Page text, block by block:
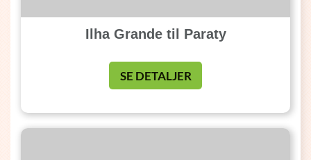
Ilha Grande til Paraty
SE DETALJER